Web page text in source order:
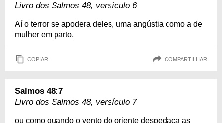
Livro dos Salmos 48, versículo 6
Aí o terror se apodera deles, uma angústia como a de
mulher em parto,
COPIAR COMPARTILHAR
Salmos 48:7
Livro dos Salmos 48, versículo 7
ou como quando o vento do oriente despedaça as